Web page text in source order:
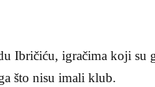
Ibričiću, igračima koji su
što nisu imali klub.